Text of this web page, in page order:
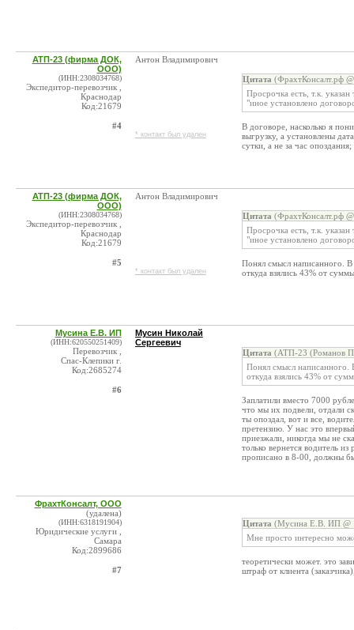
АТП-23 (фирма ДОК,
ООО)
(ИНН:2308034768)
Экспедитор-перевозчик ,
Краснодар
Код:21679
#4
Антон Владимирович
* контакт был удален
Цитата (ФрахтКонсалт.рф
Просрочка есть, т.к.
"иное установлено
В договоре, насколько я
выгрузку, а установлены
сутки, а не за час
АТП-23 (фирма ДОК,
ООО)
(ИНН:2308034768)
Экспедитор-перевозчик ,
Краснодар
Код:21679
#5
Антон Владимирович
* контакт был удален
Цитата (ФрахтКонсалт.рф
Просрочка есть, т.к.
"иное установлено
Понял смысл написанного.
откуда взялись 43% от
Мусина Е.В. ИП
(ИНН:620550251409)
Перевозчик ,
Спас-Клепики г.
Код:2685274
#6
Мусин Николай
Сергеевич
Цитата (АТП-23 (Романов
Понял смысл написанного.
откуда взялись 43% от
Заплатили вместо 7000
что мы их подвели, отдали
ты опоздал, вот и все,
претензию. У нас это
приезжали, никогда мы не
только вернется водитель
прописано в 8-00, должны
ФрахтКонсалт, ООО
(удалена)
(ИНН:6318191904)
Юридические услуги ,
Самара
Код:2899686
#7
Цитата (Мусина Е.В. ИП @
Мне просто интересно
теоретически может. это
штраф от клиента